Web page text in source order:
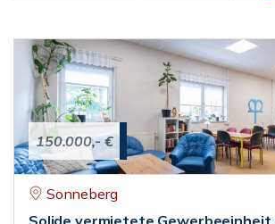
150.000,- €
Sonneberg
Solide vermietete Gewerbeeinheit